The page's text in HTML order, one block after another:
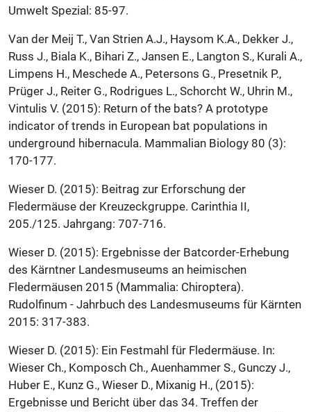
Umwelt Spezial: 85-97.
Van der Meij T., Van Strien A.J., Haysom K.A., Dekker J.,
Russ J., Biala K., Bihari Z., Jansen E., Langton S., Kurali A.,
Limpens H., Meschede A., Petersons G., Presetnik P.,
Prüger J., Reiter G., Rodrigues L., Schorcht W., Uhrin M.,
Vintulis V. (2015): Return of the bats? A prototype
indicator of trends in European bat populations in
underground hibernacula. Mammalian Biology 80 (3):
170-177.
Wieser D. (2015): Beitrag zur Erforschung der
Fledermäuse der Kreuzeckgruppe. Carinthia II,
205./125. Jahrgang: 707-716.
Wieser D. (2015): Ergebnisse der Batcorder-Erhebung
des Kärntner Landesmuseums an heimischen
Fledermäusen 2015 (Mammalia: Chiroptera).
Rudolfinum - Jahrbuch des Landesmuseums für Kärnten
2015: 317-383.
Wieser D. (2015): Ein Festmahl für Fledermäuse. In:
Wieser Ch., Komposch Ch., Auenhammer S., Gunczy J.,
Huber E., Kunz G., Wieser D., Mixanig H., (2015):
Ergebnisse und Bericht über das 34. Treffen der